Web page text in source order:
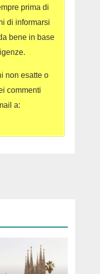
prima di
di informarsi
bene in base
non esatte o
commenti
a: